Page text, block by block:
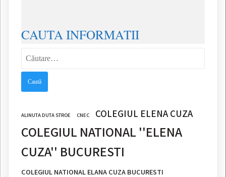
CAUTA INFORMATII
ALINUTA DUTA STROE CNEC COLEGIUL ELENA CUZA
COLEGIUL NATIONAL ''ELENA
CUZA'' BUCURESTI
COLEGIUL NATIONAL ELANA CUZA BUCURESTI